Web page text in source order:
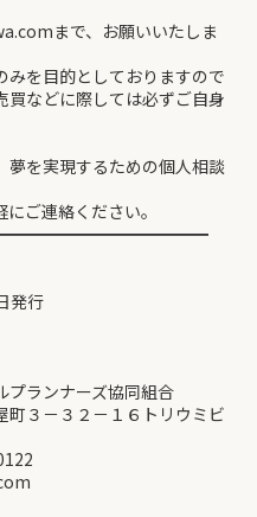
まで、お願いいたしま
を目的としておりますので
買などに際しては必ずご自身
を実現するための個人相談
ご連絡ください。
発行
プランナーズ協同組合
３－３２－１６トリウミビ